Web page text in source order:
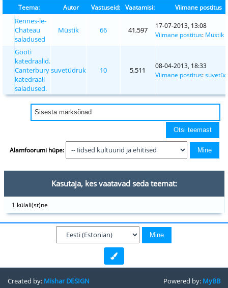
Teema: Autor Vastuseid: Vaatamisi: Viimane postitus
Rennes-le-
Chateau
saladused
Müstik 66 41,597
17-07-2013, 13:08
Viimane postitus: Müstik
Gooti
katedraalid.
Canterbury
katedraali
saladused.
suvetüdruk 10 5,511
08-04-2013, 18:33
Viimane postitus:
Alamfoorumi hüpe:
Kasutaja, kes vaatavad seda teemat:
1 külali(st)ne
Created by: Mishar DESIGN Powered by: MyBB